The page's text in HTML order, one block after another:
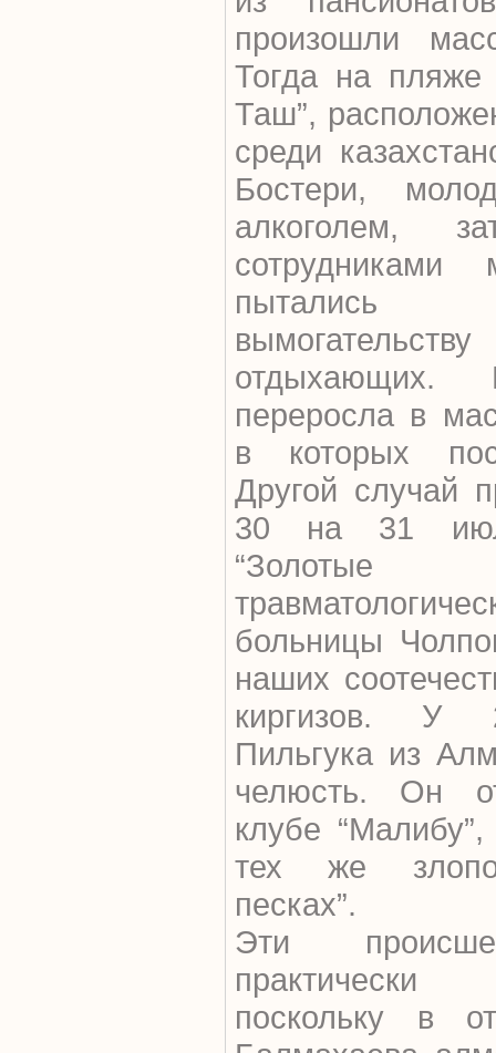
произошли
Тогда на пляже
Таш”,
среди
Бостери,
алкоголем,
сотрудниками
пытались
переросла в
в которых
Другой случай
30 на 31
больницы
наших
киргизов. У
Пильгука из
челюсть. Он
клубе
тех же
песках”.
Эти
практически
поскольку в